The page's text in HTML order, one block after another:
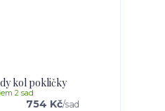
kol pokličky
754 Kč/sad
2 sad